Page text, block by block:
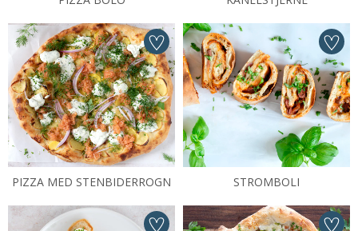
PIZZA MED STENBIDERROGN STROMBOLI